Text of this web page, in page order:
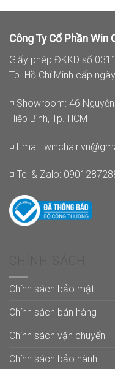
Công Ty Cổ Phần Win
Giấy phép ĐKKD số
Tp. Hồ Chí Minh cấp
◽ Showroom: 46
Hiệp Bình, Tp. HCM
◽ Email:
◽ Tel & Zalo:
Chính sách bảo mật
Chính sách bán hàng
Chính sách vận chuyển
Chính sách bảo hành